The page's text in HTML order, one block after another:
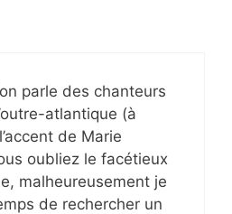
parle des chanteurs
atlantique (à
de Marie
oubliez le facétieux
malheureusement je
de rechercher un